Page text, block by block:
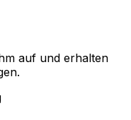
auf und erhalten